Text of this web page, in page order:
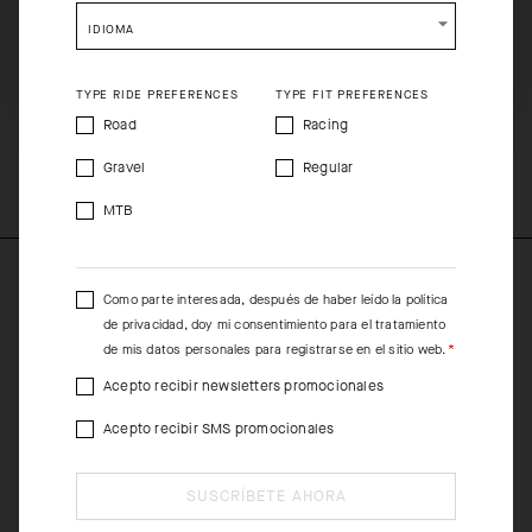
las piernas que no se arrugan y se adaptan perfectamente a la
de los músculos.
76%PA 4%PL 20%EA
shopping will remove all contents from shopping bag.
IDIOMA
TYPE RIDE PREFERENCES
Road
Gravel
MTB
TYPE FIT PREFERENCES
Racing
Regular
Como parte interesada, después de haber leído la política
de privacidad, doy mi consentimiento para el tratamiento
de mis datos personales para registrarse en el sitio web.
Acepto recibir newsletters promocionales
Acepto recibir SMS promocionales
SUSCRÍBETE AHORA